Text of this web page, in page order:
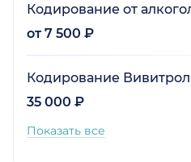
Кодирование от
от 7 500 ₽
Кодирование Вивитрол
35 000 ₽
Показать все